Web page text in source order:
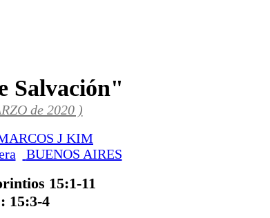
Salvación"
de 2020 )
J KIM
BUENOS AIRES
15:1-11
15:3-4